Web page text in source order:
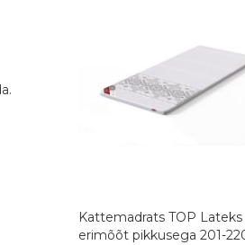
Kattemadrats TOP
erimõõt pikkusega 201-